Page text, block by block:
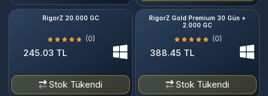
RigorZ 20.000 GC
(0)
245.03 TL
Stok Tükendi
RigorZ Gold Premium 30 Gün +
2.000 GC
(0)
388.45 TL
Stok Tükendi